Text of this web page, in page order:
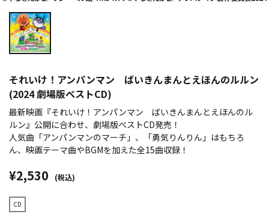
それいけ！アンパンマン ばいきんまんとえほんのルルン
(2024 劇場版ベストCD)
最新映画『それいけ！アンパンマン ばいきんまんとえほんのル
ルン』公開に合わせ、劇場版ベストCD発売！
人気曲「アンパンマンのマーチ」、「勇気りんりん」はもちろ
ん、映画テーマ曲やBGMを加えた全15曲収録！
¥2,530 (税込)
CD